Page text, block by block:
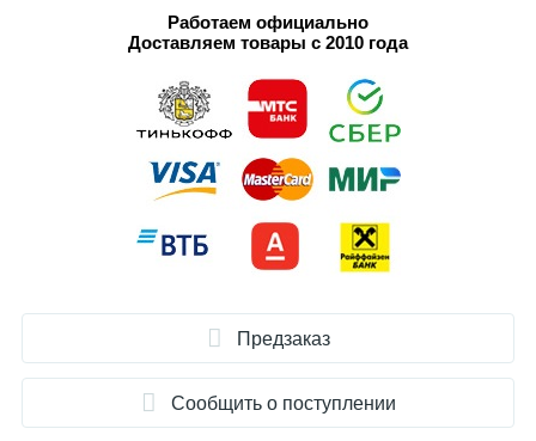
Работаем официально
Доставляем товары с 2010 года
Предзаказ
Сообщить о поступлении